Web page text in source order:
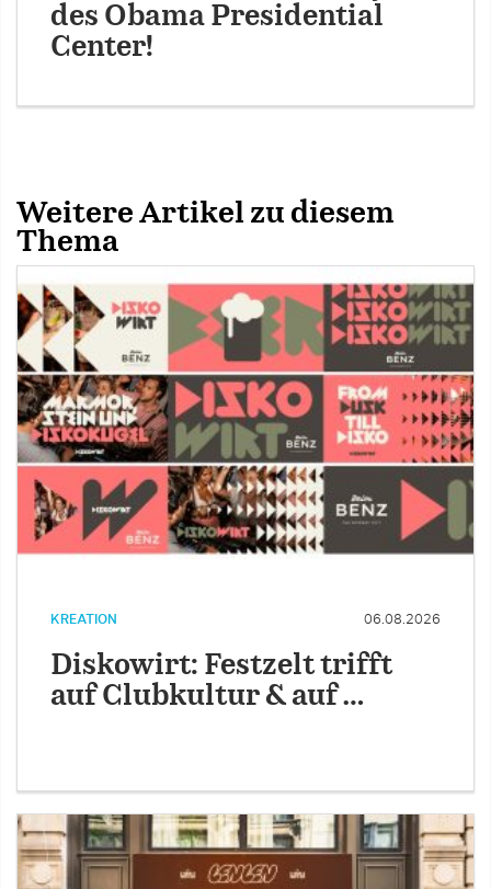
des Obama Presidential
Center!
Weitere Artikel zu diesem
Thema
KREATION 06.08.2026
Diskowirt: Festzelt trifft
auf Clubkultur & auf …